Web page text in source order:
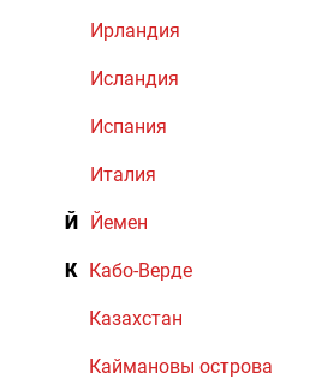
Ирландия
Исландия
Испания
Италия
Й Йемен
К Кабо-Верде
Казахстан
Каймановы острова